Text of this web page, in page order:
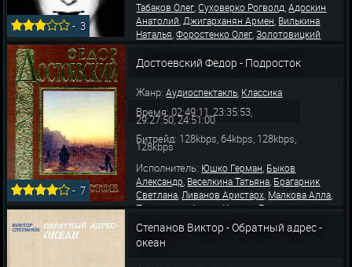
-3
Табаков Олег,Суховерко Рогволд,Адоскин
Анатолий,Джигарханян Армен, Вилькина
Наталья,Форостенко Олег,Золотовицкий
-7
Достоевский Федор - Подросток
Жанр:Аудиоспектакль, Классика
Время: 02:49:11, 23:35:53,
29:27:50, 24:51:00
Битрейд: 128kbps, 64kbps, 128kbps,
128kbps
Исполнитель: Юшко Герман, Быков
Александр, Веселкина Татьяна, Брагарник
Светлана,Ливанов Аристарх, Малкова Алла,
Покровская Алина Иванов Борис
Дворжецкая Нина Литовкин Александр
Мартьянов Олег,Дворжецкий Евгений,
Кузнецов Алексей
Степанов Виктор - Обратный адрес -
океан